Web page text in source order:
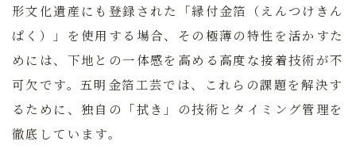
形文化遺産にも登録された
「縁付金箔（えんつけきん
ぱく）」 を使用する場合、その極薄の特性を活かすた
めには、下地との一体感を高める高度な接着技術が不
可欠です。五明金箔工芸では、これらの課題を解決す
るために、独自の「拭き」の技術とタイミング管理を
徹底しています。